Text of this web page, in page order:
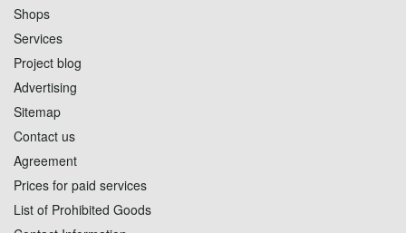
Shops
Services
Project blog
Advertising
Sitemap
Contact us
Agreement
Prices for paid services
List of Prohibited Goods